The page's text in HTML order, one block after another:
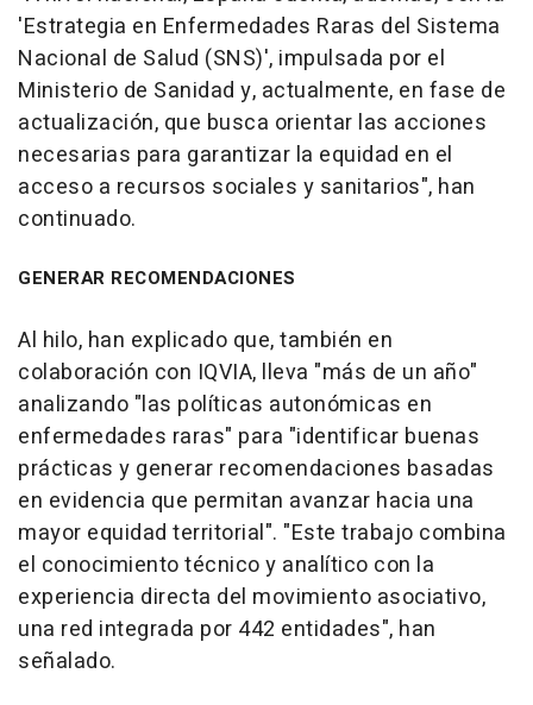
'Estrategia en Enfermedades Raras del Sistema
Nacional de Salud (SNS)', impulsada por el
Ministerio de Sanidad y, actualmente, en fase de
actualización, que busca orientar las acciones
necesarias para garantizar la equidad en el
acceso a recursos sociales y sanitarios", han
continuado.
GENERAR RECOMENDACIONES
Al hilo, han explicado que, también en
colaboración con IQVIA, lleva "más de un año"
analizando "las políticas autonómicas en
enfermedades raras" para "identificar buenas
prácticas y generar recomendaciones basadas
en evidencia que permitan avanzar hacia una
mayor equidad territorial". "Este trabajo combina
el conocimiento técnico y analítico con la
experiencia directa del movimiento asociativo,
una red integrada por 442 entidades", han
señalado.